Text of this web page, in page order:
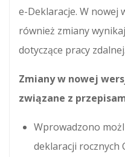
e-Deklaracje. W nowej
również zmiany
dotyczące pracy zdalnej.
Zmiany w nowej
związane z
Wprowadzono
deklaracji rocznych